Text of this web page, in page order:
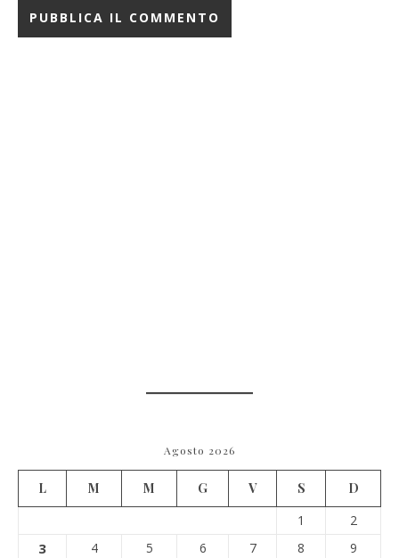
Agosto 2026
L M M G V S
D
1
2
3 4 5 6 7 8
9